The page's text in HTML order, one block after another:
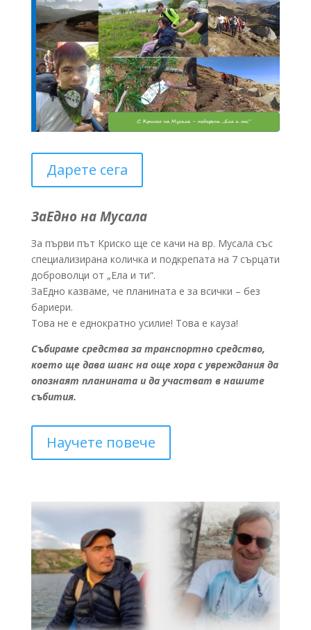
Дарете сега
ЗаЕдно на Мусала
За първи път Криско ще се качи на вр. Мусала със
специализирана количка и подкрепата на 7 сърцати
доброволци от „Ела и ти“.
ЗаЕдно казваме, че планината е за всички – без
бариери.
Това не е еднократно усилие! Това е кауза!
Събираме средства за транспортно средство,
което ще дава шанс на още хора с увреждания да
опознаят планината и да участват в нашите
събития.
Научете повече